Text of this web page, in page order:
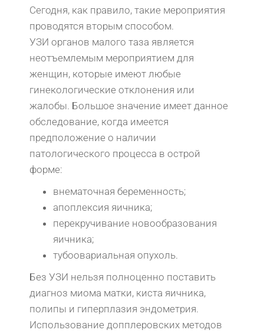
Сегодня, как правило, такие мероприятия
проводятся вторым способом.
УЗИ органов малого таза является
неотъемлемым мероприятием для
женщин, которые имеют любые
гинекологические отклонения или
жалобы. Большое значение имеет данное
обследование, когда имеется
предположение о наличии
патологического процесса в острой
форме:
внематочная беременность;
апоплексия яичника;
перекручивание новообразования
яичника;
тубоовариальная опухоль.
Без УЗИ нельзя полноценно поставить
диагноз миома матки, киста яичника,
полипы и гиперплазия эндометрия.
Использование допплеровских методов